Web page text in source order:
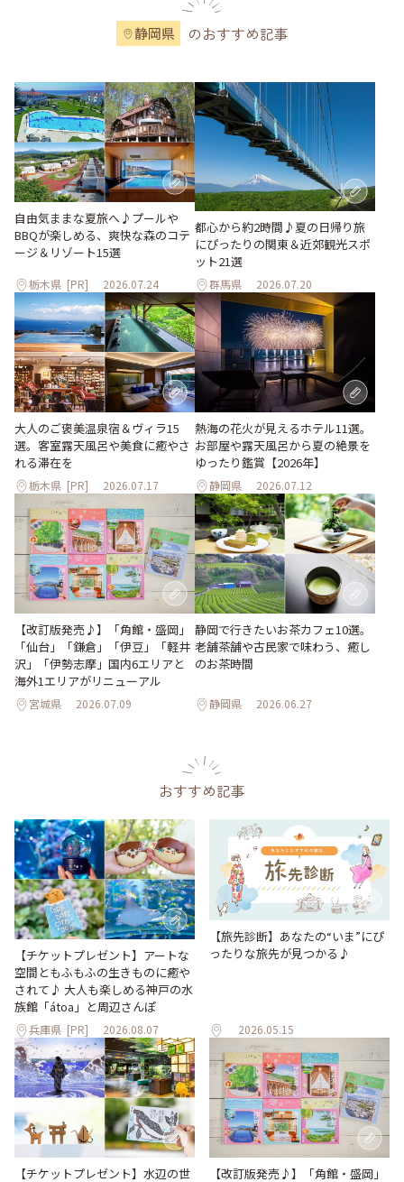
静岡県 のおすすめ記事
自由気ままな夏旅へ♪プールや
BBQが楽しめる、爽快な森のコテ
ージ＆リゾート15選
栃木県 [PR] 2026.07.24
都心から約2時間♪夏の日帰り旅
にぴったりの関東＆近郊観光スポ
ット21選
群馬県 2026.07.20
大人のご褒美温泉宿＆ヴィラ15
選。客室露天風呂や美食に癒やさ
れる滞在を
栃木県 [PR] 2026.07.17
熱海の花火が見えるホテル11選。
お部屋や露天風呂から夏の絶景を
ゆったり鑑賞【2026年】
静岡県 2026.07.12
【改訂版発売♪】「角館・盛岡」
「仙台」「鎌倉」「伊豆」「軽井
沢」「伊勢志摩」国内6エリアと
海外1エリアがリニューアル
宮城県 2026.07.09
静岡で行きたいお茶カフェ10選。
老舗茶舗や古民家で味わう、癒し
のお茶時間
静岡県 2026.06.27
おすすめ記事
【チケットプレゼント】アートな
空間ともふもふの生きものに癒や
されて♪ 大人も楽しめる神戸の水
族館「átoa」と周辺さんぽ
兵庫県 [PR] 2026.08.07
【旅先診断】あなたの“いま”にぴ
ったりな旅先が見つかる♪
2026.05.15
【チケットプレゼント】水辺の世
【改訂版発売♪】「角館・盛岡」